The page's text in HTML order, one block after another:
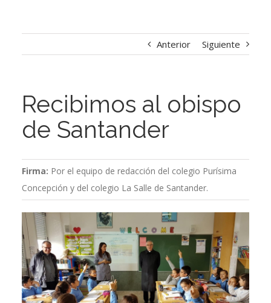
Anterior Siguiente
Recibimos al obispo
de Santander
Firma: Por el equipo de redacción del colegio Purísima
Concepción y del colegio La Salle de Santander.
Ver
imagen
más
grande